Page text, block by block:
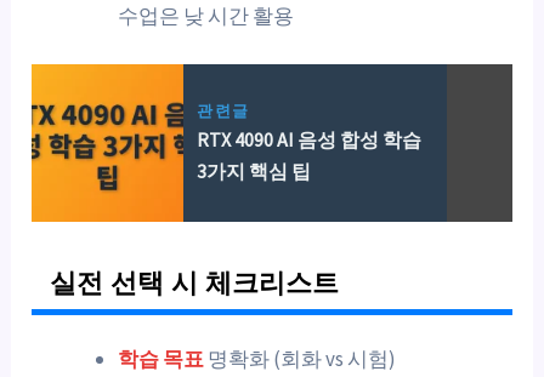
수업은 낮 시간 활용
관련글
RTX 4090 AI 음성 합성 학습
3가지 핵심 팁
실전 선택 시 체크리스트
학습 목표명확화 (회화 vs 시험)